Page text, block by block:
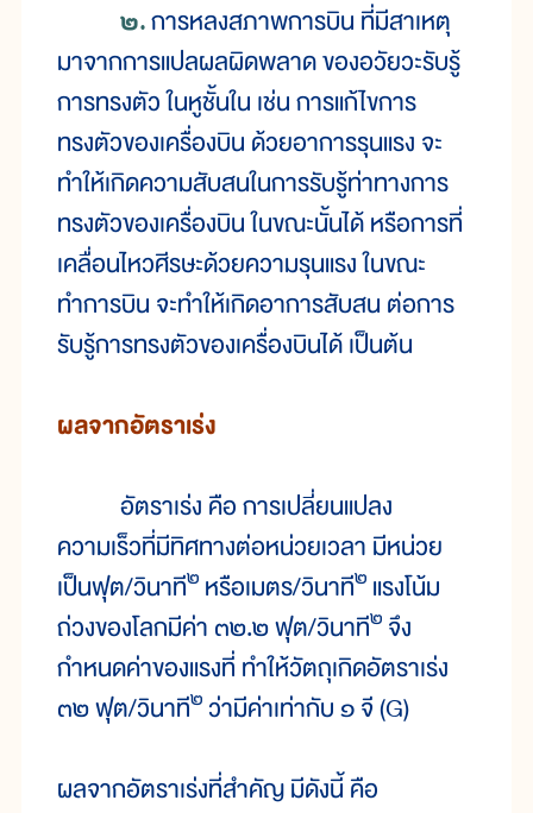
๒.การหลงสภาพการบิน ที่มีสาเหตุ
มาจากการแปลผลผิดพลาด ของอวัยวะรับรู้
การทรงตัว ในหูชั้นใน เช่น การแก้ไขการ
ทรงตัวของเครื่องบิน ด้วยอาการรุนแรง จะ
ทำให้เกิดความสับสนในการรับรู้ท่าทางการ
ทรงตัวของเครื่องบิน ในขณะนั้นได้ หรือการที่
เคลื่อนไหวศีรษะด้วยความรุนแรง ในขณะ
ทำการบิน จะทำให้เกิดอาการสับสน ต่อการ
รับรู้การทรงตัวของเครื่องบินได้ เป็นต้น
ผลจากอัตราเร่ง
อัตราเร่ง คือ การเปลี่ยนแปลง
ความเร็วที่มีทิศทางต่อหน่วยเวลา มีหน่วย
เป็นฟุต/วินาที๒ หรือเมตร/วินาที๒ แรงโน้ม
ถ่วงของโลกมีค่า ๓๒.๒ ฟุต/วินาที๒ จึง
กำหนดค่าของแรงที่ ทำให้วัตถุเกิดอัตราเร่ง
๓๒ ฟุต/วินาที๒ ว่ามีค่าเท่ากับ ๑ จี (G)
ผลจากอัตราเร่งที่สำคัญ มีดังนี้ คือ